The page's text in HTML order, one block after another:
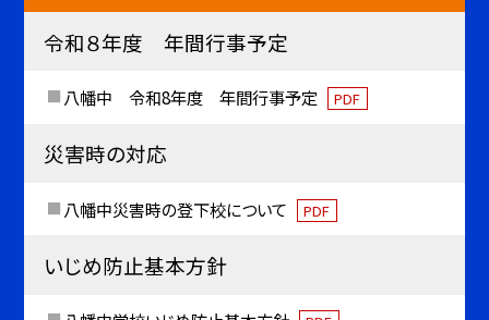
令和８年度 年間行事予定
八幡中 令和8年度 年間行事予定 PDF
災害時の対応
八幡中災害時の登下校について PDF
いじめ防止基本方針